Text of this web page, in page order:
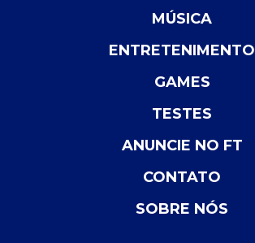
MÚSICA
ENTRETENIMENTO
GAMES
TESTES
ANUNCIE NO FT
CONTATO
SOBRE NÓS